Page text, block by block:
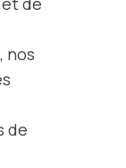
nos
de